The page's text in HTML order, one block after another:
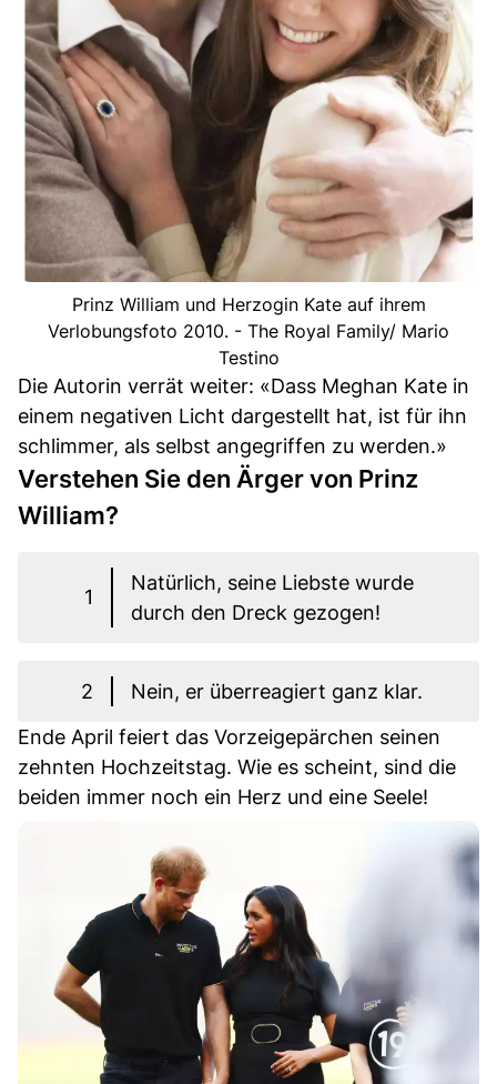
Prinz William und Herzogin Kate auf ihrem
Verlobungsfoto 2010. - The Royal Family/ Mario
Testino
Die Autorin verrät weiter: «Dass Meghan Kate in
einem negativen Licht dargestellt hat, ist für ihn
schlimmer, als selbst angegriffen zu werden.»
Verstehen Sie den Ärger von Prinz
William?
1
Natürlich, seine Liebste wurde
durch den Dreck gezogen!
2
Nein, er überreagiert ganz klar.
Ende April feiert das Vorzeigepärchen seinen
zehnten Hochzeitstag. Wie es scheint, sind die
beiden immer noch ein Herz und eine Seele!